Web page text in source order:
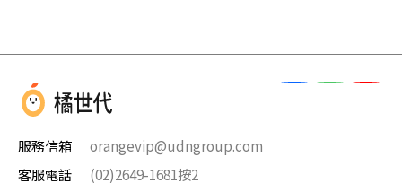
服務信箱
orangevip@udngroup.com
客服電話
(02)2649-1681按2